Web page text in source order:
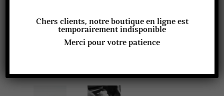
Chers clients, notre boutique en ligne est
temporairement indisponible
Merci pour votre patience